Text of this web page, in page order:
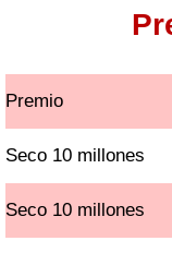
Premio
Seco 10 millones
Seco 10 millones